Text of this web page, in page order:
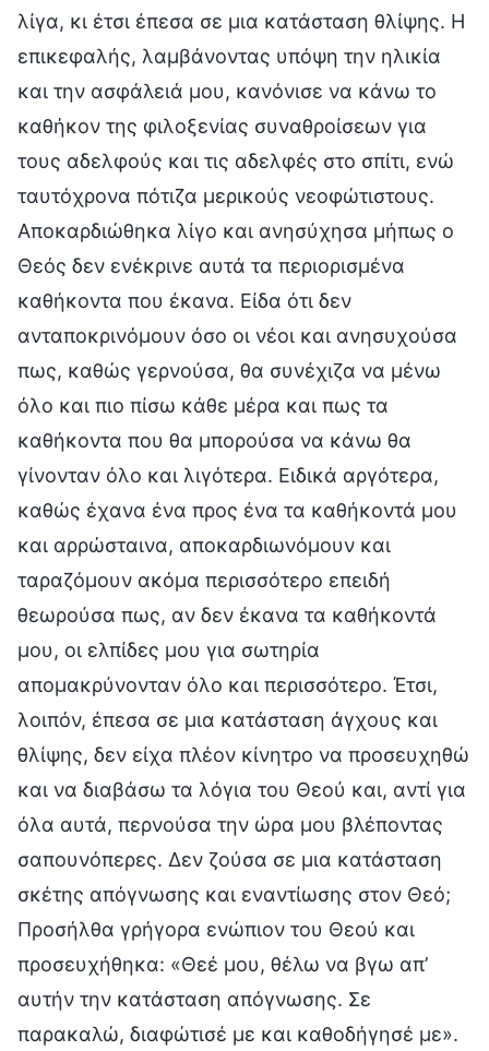
λίγα, κι έτσι έπεσα σε μια κατάσταση θλίψης. Η
επικεφαλής, λαμβάνοντας υπόψη την ηλικία
και την ασφάλειά μου, κανόνισε να κάνω το
καθήκον της φιλοξενίας συναθροίσεων για
τους αδελφούς και τις αδελφές στο σπίτι, ενώ
ταυτόχρονα πότιζα μερικούς νεοφώτιστους.
Αποκαρδιώθηκα λίγο και ανησύχησα μήπως ο
Θεός δεν ενέκρινε αυτά τα περιορισμένα
καθήκοντα που έκανα. Είδα ότι δεν
ανταποκρινόμουν όσο οι νέοι και ανησυχούσα
πως, καθώς γερνούσα, θα συνέχιζα να μένω
όλο και πιο πίσω κάθε μέρα και πως τα
καθήκοντα που θα μπορούσα να κάνω θα
γίνονταν όλο και λιγότερα. Ειδικά αργότερα,
καθώς έχανα ένα προς ένα τα καθήκοντά μου
και αρρώσταινα, αποκαρδιωνόμουν και
ταραζόμουν ακόμα περισσότερο επειδή
θεωρούσα πως, αν δεν έκανα τα καθήκοντά
μου, οι ελπίδες μου για σωτηρία
απομακρύνονταν όλο και περισσότερο. Έτσι,
λοιπόν, έπεσα σε μια κατάσταση άγχους και
θλίψης, δεν είχα πλέον κίνητρο να προσευχηθώ
και να διαβάσω τα λόγια του Θεού και, αντί για
όλα αυτά, περνούσα την ώρα μου βλέποντας
σαπουνόπερες. Δεν ζούσα σε μια κατάσταση
σκέτης απόγνωσης και εναντίωσης στον Θεό;
Προσήλθα γρήγορα ενώπιον του Θεού και
προσευχήθηκα: «Θεέ μου, θέλω να βγω απ’
αυτήν την κατάσταση απόγνωσης. Σε
παρακαλώ, διαφώτισέ με και καθοδήγησέ με».